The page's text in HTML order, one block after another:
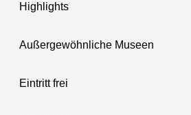
Highlights
Außergewöhnliche Museen
Eintritt frei